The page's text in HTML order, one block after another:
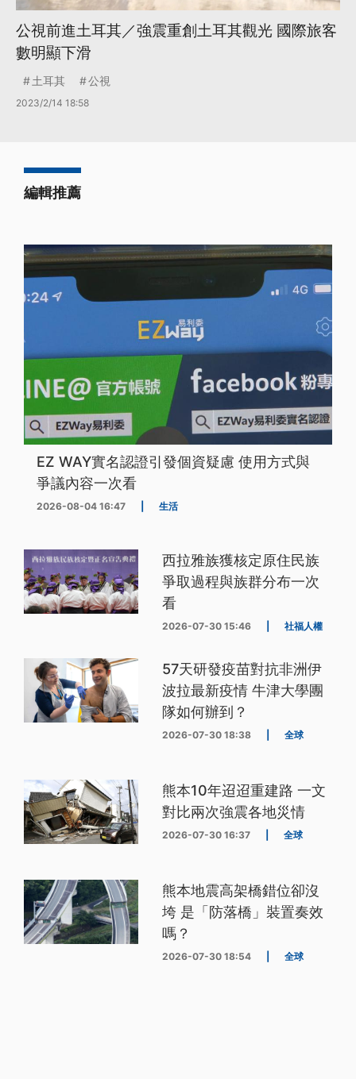
公視前進土耳其／強震重創土耳其觀光 國際旅客
數明顯下滑
土耳其 公視
2023/2/14 18:58
編輯推薦
EZ WAY實名認證引發個資疑慮 使用方式與
爭議內容一次看
2026-08-04 16:47 生活
西拉雅族獲核定原住民族
爭取過程與族群分布一次
看
2026-07-30 15:46 社福人權
57天研發疫苗對抗非洲伊
波拉最新疫情 牛津大學團
隊如何辦到？
2026-07-30 18:38 全球
熊本10年迢迢重建路 一文
對比兩次強震各地災情
2026-07-30 16:37 全球
熊本地震高架橋錯位卻沒
垮 是「防落橋」裝置奏效
嗎？
2026-07-30 18:54 全球